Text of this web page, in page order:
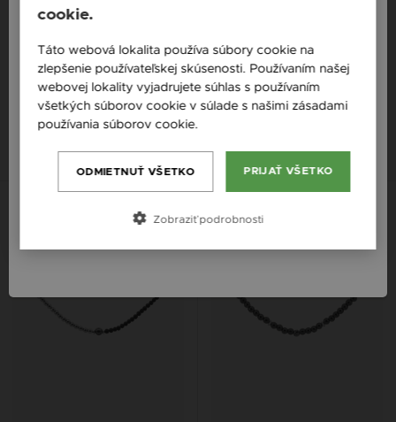
ZILIA TENNIS STRIEBORNÝ
NÁHRDELNÍK
ZILIA MEN NIAGARA
STRIEBORNÝ NÁHRDELNÍK
136 €
Česká republika / CZ
Slovensko / SK
Magyarország / HU
cookie.
Táto webová lokalita používa súbory cookie na
zlepšenie používateľskej skúsenosti. Používaním našej
webovej lokality vyjadrujete súhlas s používaním
všetkých súborov cookie v súlade s našimi zásadami
používania súborov cookie.
PRIJAŤ VŠETKO
ODMIETNUŤ VŠETKO
Zobraziť podrobnosti